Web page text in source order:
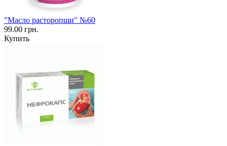
"Масло расторопши" №60
99.00 грн.
Купить